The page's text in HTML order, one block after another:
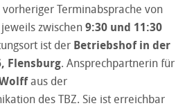
vorheriger Terminabsprache von
zwischen9:30 und 11:30
ist der Betriebshof in der
Flensburg. Ansprechpartnerin für
aus der
des TBZ. Sie ist erreichbar